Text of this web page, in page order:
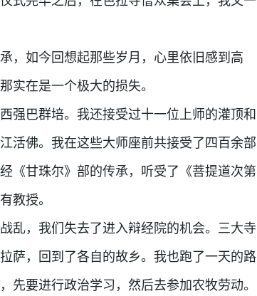
，如今回想起那些岁月，心里依旧感到高
实在是一个极大的损失。
强巴群培。我还接受过十一位上师的灌顶和
活佛。我在这些大师座前共接受了四百余部
《甘珠尔》部的传承，听受了《菩提道次第
教授。
乱，我们失去了进入辩经院的机会。三大寺
萨，回到了各自的故乡。我也跑了一天的路
先要进行政治学习，然后去参加农牧劳动。